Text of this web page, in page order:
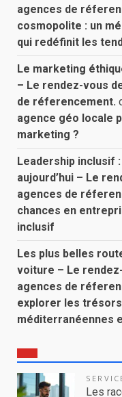
agences de
cosmopolite : un
qui redéfinit les
Le marketing
– Le rendez-vous
de réferencement.
agence géo locale
marketing ?
Leadership inclusif
aujourd’hui – Le
agences de
chances en
inclusif
Les plus belles
voiture – Le
agences de
explorer les
méditerranéennes
Les